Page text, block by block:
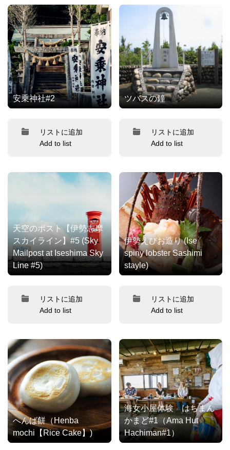
安乗神社#2
リストに追加
Add to list
ツバスの鐘
リストに追加
Add to list
天空のポスト【伊勢志摩
スカイライン】#5 (Sky
Mailpost at Iseshima Sky
Line #5)
リストに追加
Add to list
伊勢えびお造り (Ise
spiny lobster Sashimi
stayle)
リストに追加
Add to list
へんば餅（Henba
mochi【Rice Cake】)
海女小屋体験 はちまん
かまど#1（Ama Hut
Hachiman#1）